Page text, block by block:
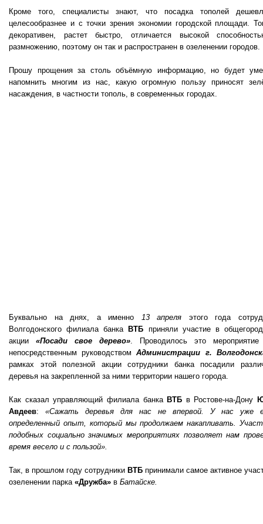
Кроме того, специалисты знают, что посадка тополей
целесообразнее и с точки зрения экономии городской площади.
декоративен, растет быстро, отличается высокой
размножению, поэтому он так и распространен в озеленении городов.
Прошу прощения за столь объёмную информацию, но будет
напомнить многим из нас, какую огромную пользу приносят
насаждения, в частности тополь, в современных городах.
Буквально на днях, а именно 13 апреля этого года
Волгодонского филиала банка ВТБ приняли участие в
акции «Посади свое дерево». Проводилось это
непосредственным руководством Администрации г.
рамках этой полезной акции сотрудники банка посадили
деревья на закрепленной за ними территории нашего города.
Как сказал управляющий филиала банка ВТБ в Ростове-на-Дону
Авдеев: «Сажать деревья для нас не впервой. У нас уже
определенный опыт, который мы продолжаем накапливать.
подобных социально значимых мероприятиях позволяет нам
время весело и с пользой».
Так, в прошлом году сотрудники ВТБ принимали самое активное
озеленении парка «Дружба» в Батайске.